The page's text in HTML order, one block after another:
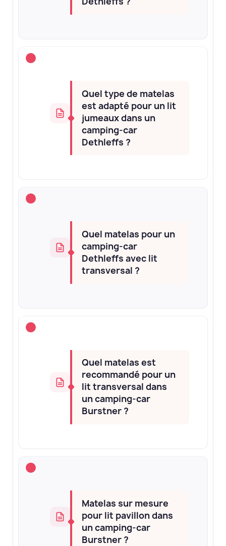
Quel type de matelas
est adapté pour un lit
jumeaux dans un
camping-car
Dethleffs ?
Quel matelas pour un
camping-car
Dethleffs avec lit
transversal ?
Quel matelas est
recommandé pour un
lit transversal dans
un camping-car
Burstner ?
Matelas sur mesure
pour lit pavillon dans
un camping-car
Burstner ?